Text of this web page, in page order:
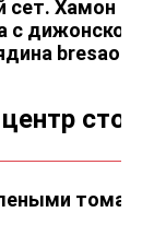
сет. Хамон со
с дижонской
bresaola